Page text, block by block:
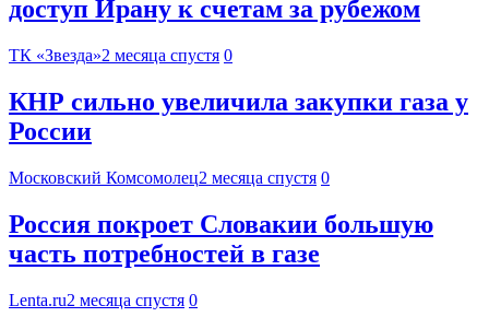
доступ Ирану к счетам за рубежом
ТК «Звезда»2 месяца спустя 0
КНР сильно увеличила закупки газа у
России
Московский Комсомолец2 месяца спустя 0
Россия покроет Словакии большую
часть потребностей в газе
Lenta.ru2 месяца спустя 0